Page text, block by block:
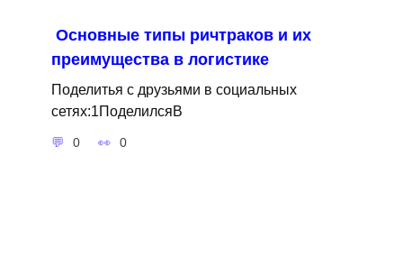
Основные типы ричтраков и их
преимущества в логистике
Поделитья с друзьями в социальных
сетях:1ПоделилсяВ
0 0